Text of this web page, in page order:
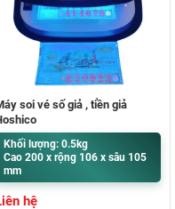
soi vé số giả , tiền giả
Khối lượng: 0.5kg
Cao 200 x rộng 106 x sâu 105
mm
hệ